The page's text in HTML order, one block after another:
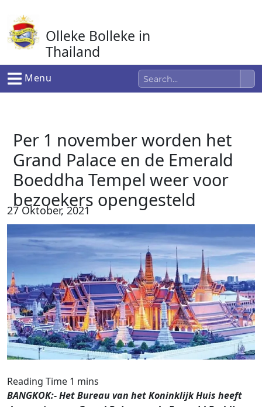
naar
de
inhoud
Olleke Bolleke in
Thailand
In Thailand
Menu
Per 1 november worden het
Grand Palace en de Emerald
Boeddha Tempel weer voor
bezoekers opengesteld
27 Oktober, 2021
BANGKOK:- Het Bureau van het Koninklijk Huis heeft